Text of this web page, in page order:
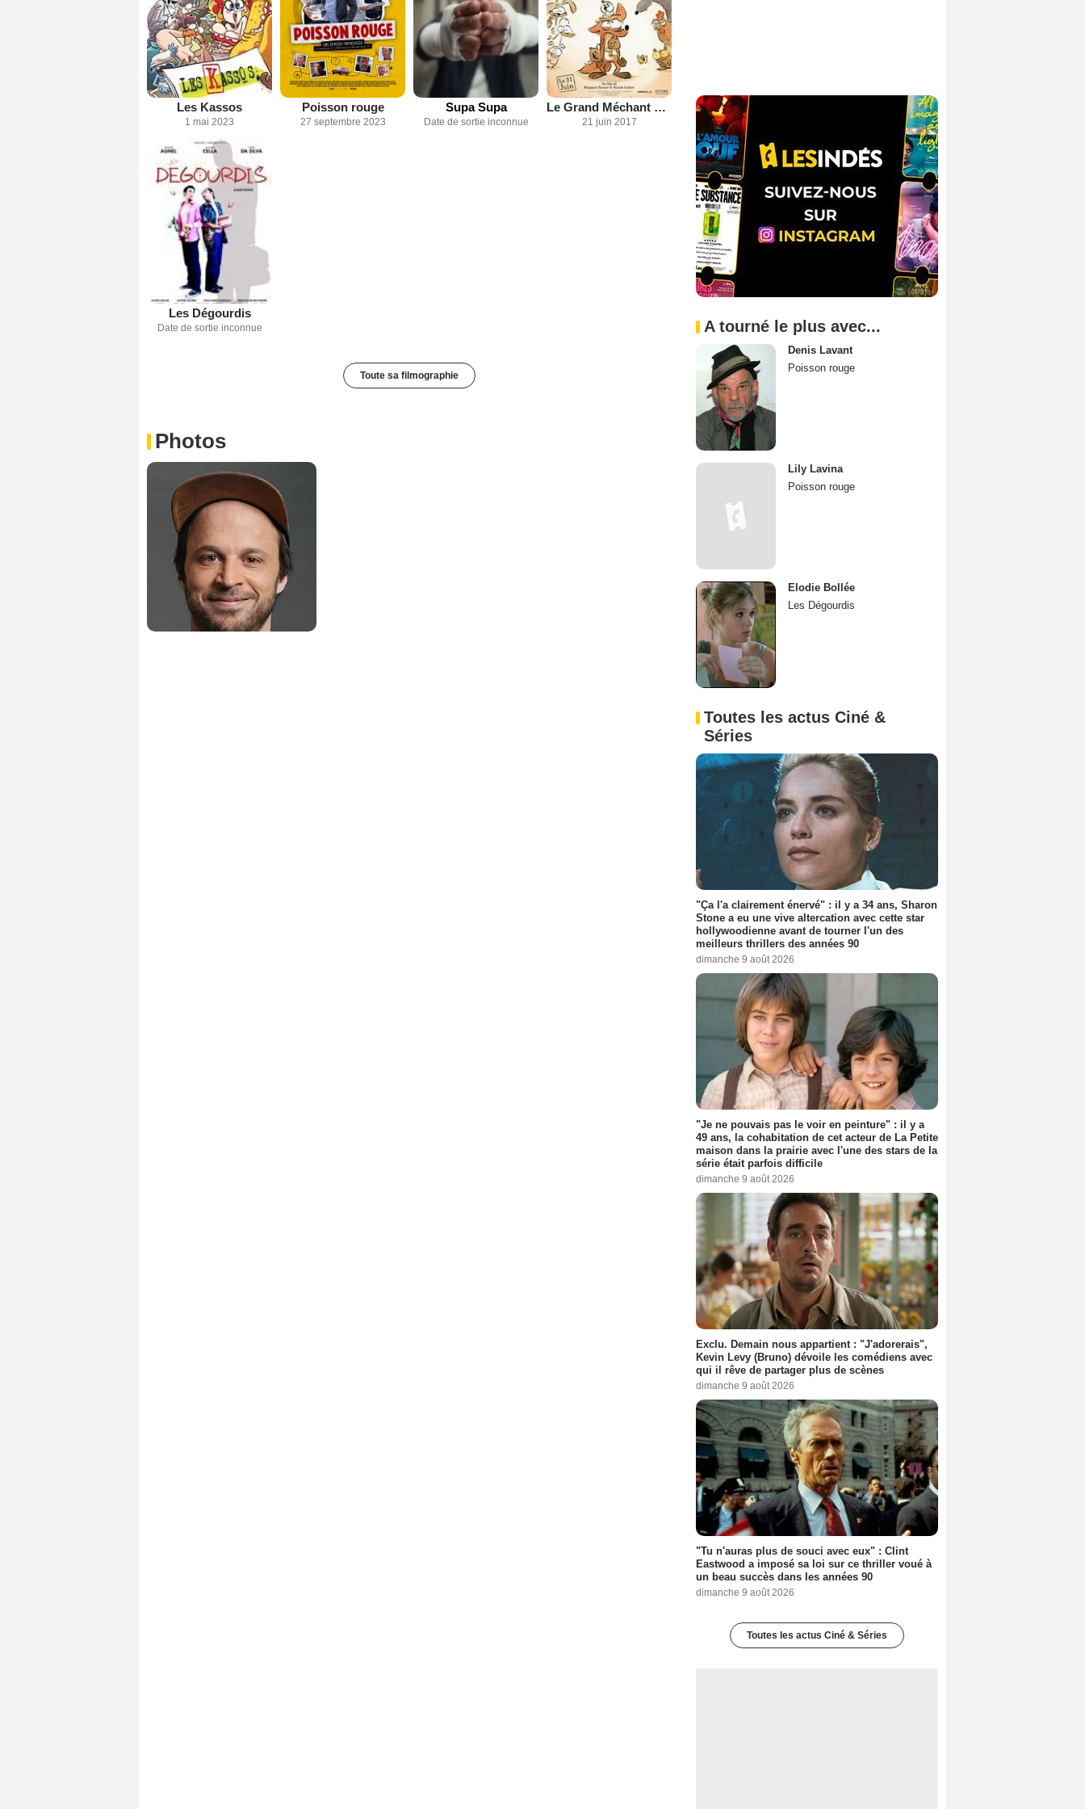
Les Kassos
1 mai 2023
Poisson rouge
27 septembre 2023
Supa Supa
Date de sortie inconnue
Le Grand Méchant Renard et autres contes
21 juin 2017
Les Dégourdis
Date de sortie inconnue
Toute sa filmographie
Photos
A tourné le plus avec...
Denis Lavant
Poisson rouge
Lily Lavina
Poisson rouge
Elodie Bollée
Les Dégourdis
Toutes les actus Ciné &
Séries
"Ça l'a clairement énervé" : il y a 34 ans, Sharon
Stone a eu une vive altercation avec cette star
hollywoodienne avant de tourner l'un des
meilleurs thrillers des années 90
dimanche 9 août 2026
"Je ne pouvais pas le voir en peinture" : il y a
49 ans, la cohabitation de cet acteur de La Petite
maison dans la prairie avec l'une des stars de la
série était parfois difficile
dimanche 9 août 2026
Exclu. Demain nous appartient : "J'adorerais",
Kevin Levy (Bruno) dévoile les comédiens avec
qui il rêve de partager plus de scènes
dimanche 9 août 2026
"Tu n'auras plus de souci avec eux" : Clint
Eastwood a imposé sa loi sur ce thriller voué à
un beau succès dans les années 90
dimanche 9 août 2026
Toutes les actus Ciné & Séries